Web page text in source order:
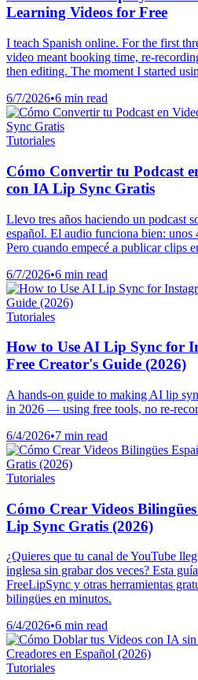
Learning Videos for Free
I teach Spanish online. For the first
video meant booking time, re-
then editing. The moment I started
6/7/2026•6 min read
Tutoriales
Cómo Convertir tu Podcast
con IA Lip Sync Gratis
Llevo tres años haciendo un podcast
español. El audio funciona bien: unos
Pero cuando empecé a publicar clips
6/7/2026•6 min read
Tutoriales
How to Use AI Lip Sync for
Free Creator's Guide (2026)
A hands-on guide to making AI lip
in 2026 — using free tools, no re-
6/4/2026•7 min read
Tutoriales
Cómo Crear Videos
Lip Sync Gratis (2026)
¿Quieres que tu canal de YouTube
inglesa sin grabar dos veces? Esta
FreeLipSync y otras herramientas
bilingües en minutos.
6/4/2026•6 min read
Tutoriales